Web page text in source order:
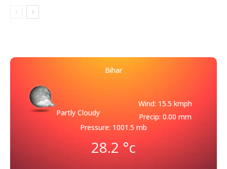
Bihar
Partly Cloudy
Wind: 15.5 kmph
Precip: 0.00 mm
Pressure: 1001.5 mb
28.2 °c